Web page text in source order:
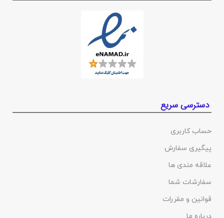
دسترسی سریع
حساب کاربری
پیگیری سفارش
علاقه مندی ها
سفارشات شما
قوانین و مقررات